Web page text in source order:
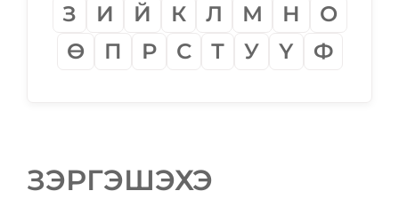
З
И Й К Л М Н
О
Ѳ
П Р С Т У Ү Ф
ЗЭРГЭШЭХЭ